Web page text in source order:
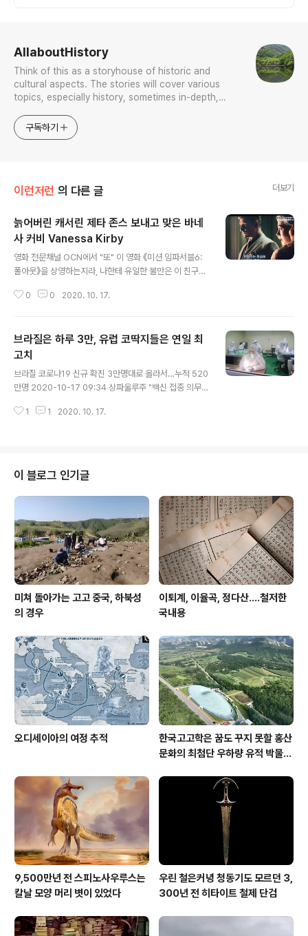
AllaboutHistory
Think of this as a storyhouse of historic and
cultural aspects. The stories will cover various
topics, especially history, sometimes in-depth,
approach will be to resist any common sense or
generalized viewpoint
구독하기
이런저런 의 다른 글 더보기
늙어버린 캐서린 제타 존스 보내고 맞은 바네
사 커비 Vanessa Kirby
영화 전문채널 OCN에서 "또" 이 영화 《미션 임파서블6:
폴아웃》을 상영하는지라, 나한테 유일한 불만은 이 친구가
당해주지, 입맛만 다시게 하고는 사라져 버린다. 지금 보다
품에 안기고는 맘 정할 데 없이 방황하다가 마침내 정착한
데가 저 친구라 저 영화 수십 번은 봤어도 저 친구 이름을
실은 직전까지 몰랐다가 마침내 이 친구가 누군지 궁금해
하며 두들겨 보았더니 바네사 누얼라 커비 Vanessa Nual
a Kirby 라는 이름을 알아냈으니, 뭐 꼭 이름을 알아야 하
리고? 내가 알아준다 한들 저가 나를 알 턱이 없는데 공평
0 0 2020. 10. 17.
브라질은 하루 3만, 유럽 코딱지들은 연일 최
고치
브라질 코로나19 신규 확진 3만명대로 올라서…누적 520
만명 2020-10-17 09:34 상파울루주 "백신 접종 의무
규 확진 3만명대로 올라서…누적 520만명 | 연합뉴스브라
남반구에 속한 브라질이 이 모양인 걸 보면 개소리 아닌가
싶기도 하다. 브라질이야 워낙 대국이고 무엇보다 슬럼가
천지라 그게 영 걸린다. 대국답게 확진자 숫자도 기하급수
증가 아닌가 한다. 자고 일어나면 최고치 경신…중부 유럽,
코로나19 어쩌나 2020-10-17 06:30 자고 일어나면 최
고치..
1 1 2020. 10. 17.
이 블로그 인기글
미쳐 돌아가는 고고 중국, 하북성
의 경우
이퇴계, 이율곡, 정다산....철저한
국내용
오디세이아의 여정 추적
한국고고학은 꿈도 꾸지 못할 홍산
문화의 최첨단 우하량 유적 박물관
9,500만년 전 스피노사우루스는
칼날 모양 머리 볏이 있었다
우린 철은커녕 청동기도 모르던 3,
300년 전 히타이트 철제 단검